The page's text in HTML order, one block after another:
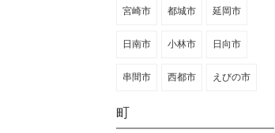
宮崎市 都城市 延岡市
日南市 小林市 日向市
串間市 西都市 えびの市
町